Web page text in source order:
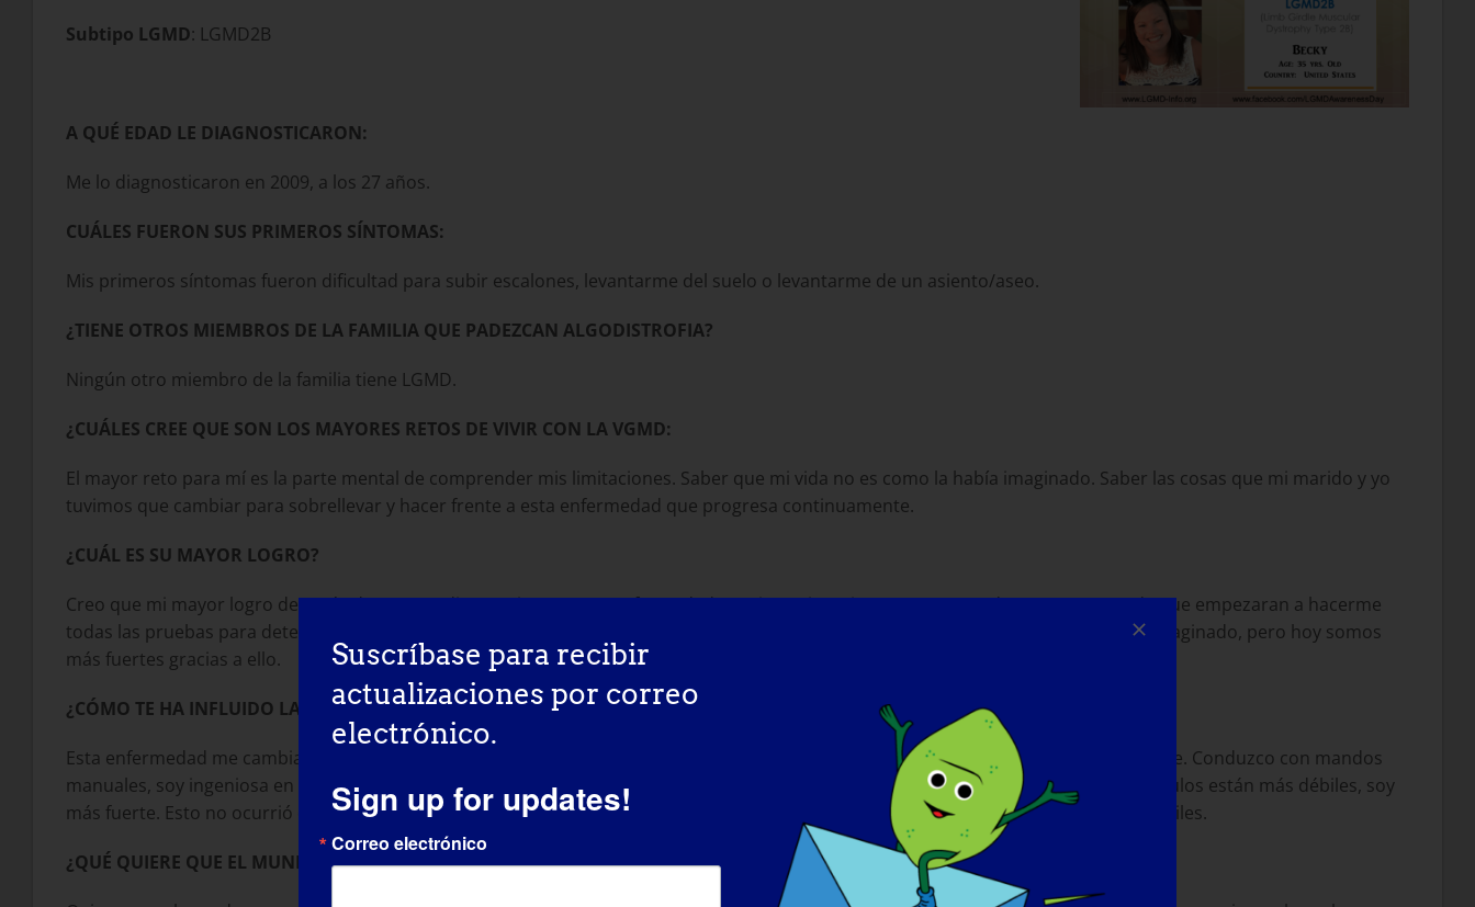
Subtipo LGMD: LGMD2B
A QUÉ EDAD LE DIAGNOSTICARON:
Me lo diagnosticaron en 2009, a los 27 años.
CUÁLES FUERON SUS PRIMEROS SÍNTOMAS:
Mis primeros síntomas fueron dificultad para subir escalones, levantarme del suelo o levantarme de un asiento/aseo.
¿TIENE OTROS MIEMBROS DE LA FAMILIA QUE PADEZCAN ALGODISTROFIA?
Ningún otro miembro de la familia tiene LGMD.
¿CUÁLES CREE QUE SON LOS MAYORES RETOS DE VIVIR CON LA VGMD:
El mayor reto para mí es la parte mental de comprender mis limitaciones. Saber que mi vida no es como la había imaginado. Saber las cosas que mi marido y yo
tuvimos que cambiar para sobrellevar y hacer frente a esta enfermedad que progresa continuamente.
¿CUÁL ES SU MAYOR LOGRO?
Creo que mi mayor logro después de que me diagnosticaran esta enfermedad es mi matrimonio. Nos casamos dos meses antes de que empezaran a hacerme
todas las pruebas para determinar qué me pasaba. En la salud y en la enfermedad llegó mucho antes de lo que jamás hubiéramos imaginado, pero hoy somos
más fuertes gracias a ello.
¿CÓMO TE HA INFLUIDO LA ALGMD PARA CONVERTIRTE EN LA PERSONA QUE ERES HOY?
Esta enfermedad me cambia la vida. A pesar de lo dependiente que soy de mi familia y mis amigos, sigo siendo bastante independiente. Conduzco con mandos
manuales, soy ingeniosa en las formas que encuentro para seguir haciendo cosas por mí misma y, en cierto modo, aunque mis músculos están más débiles, soy
más fuerte. Esto no ocurrió de repente. Me llevó tiempo darme cuenta de que soy una persona fuerte aunque mis músculos sean débiles.
¿QUÉ QUIERE QUE EL MUNDO SEPA SOBRE LA DGM?
Suscríbase para recibir
actualizaciones por correo
electrónico.
Sign up for updates!
Correo electrónico